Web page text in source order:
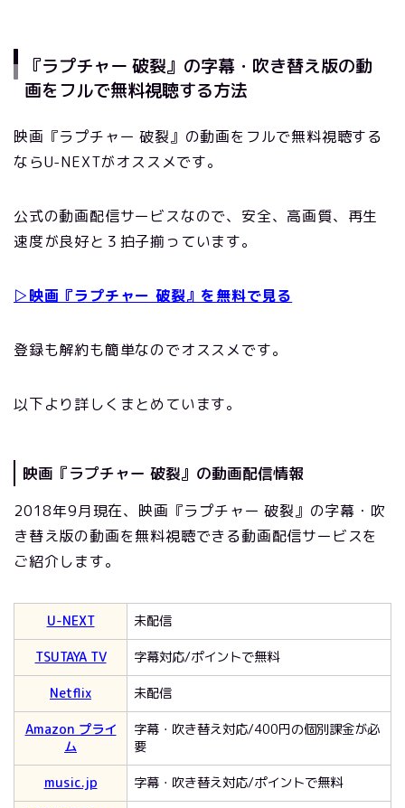
『ラプチャー 破裂』の字幕・吹き替え版の動
画をフルで無料視聴する方法
映画『ラプチャー 破裂』の動画をフルで無料視聴する
ならU-NEXTがオススメです。
公式の動画配信サービスなので、安全、高画質、再生
速度が良好と３拍子揃っています。
▷映画『ラプチャー 破裂』を無料で見る
登録も解約も簡単なのでオススメです。
以下より詳しくまとめています。
映画『ラプチャー 破裂』の動画配信情報
2018年9月現在、映画『ラプチャー 破裂』の字幕・吹
き替え版の動画を無料視聴できる動画配信サービスを
ご紹介します。
U-NEXT
未配信
TSUTAYA TV
字幕対応/ポイントで無料
Netflix
未配信
Amazon プライ
ム
字幕・吹き替え対応/400円の個別課金が必
要
music.jp
字幕・吹き替え対応/ポイントで無料